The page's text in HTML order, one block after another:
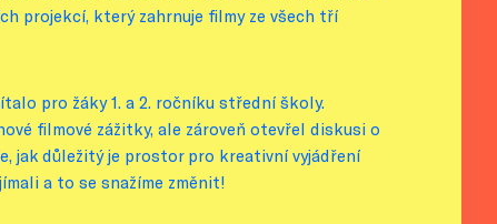
projekcí, který zahrnuje filmy ze všech tří
pro žáky 1. a 2. ročníku střední školy.
filmové zážitky, ale zároveň otevřel diskusi o
jak důležitý je prostor pro kreativní vyjádření
a to se snažíme změnit!